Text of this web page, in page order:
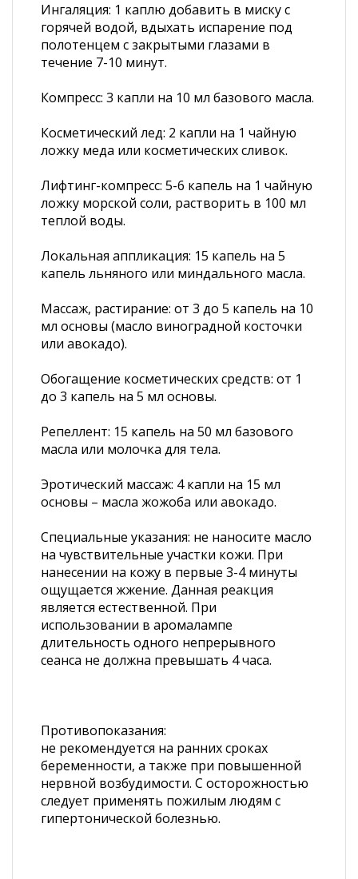
Ингаляция: 1 каплю добавить в миску с
горячей водой, вдыхать испарение под
полотенцем с закрытыми глазами в
течение 7-10 минут.
Компресс: 3 капли на 10 мл базового масла.
Косметический лед: 2 капли на 1 чайную
ложку меда или косметических сливок.
Лифтинг-компресс: 5-6 капель на 1 чайную
ложку морской соли, растворить в 100 мл
теплой воды.
Локальная аппликация: 15 капель на 5
капель льняного или миндального масла.
Массаж, растирание: от 3 до 5 капель на 10
мл основы (масло виноградной косточки
или авокадо).
Обогащение косметических средств: от 1
до 3 капель на 5 мл основы.
Репеллент: 15 капель на 50 мл базового
масла или молочка для тела.
Эротический массаж: 4 капли на 15 мл
основы – масла жожоба или авокадо.
Специальные указания: не наносите масло
на чувствительные участки кожи. При
нанесении на кожу в первые 3-4 минуты
ощущается жжение. Данная реакция
является естественной. При
использовании в аромалампе
длительность одного непрерывного
сеанса не должна превышать 4 часа.
Противопоказания:
не рекомендуется на ранних сроках
беременности, а также при повышенной
нервной возбудимости. С осторожностью
следует применять пожилым людям с
гипертонической болезнью.